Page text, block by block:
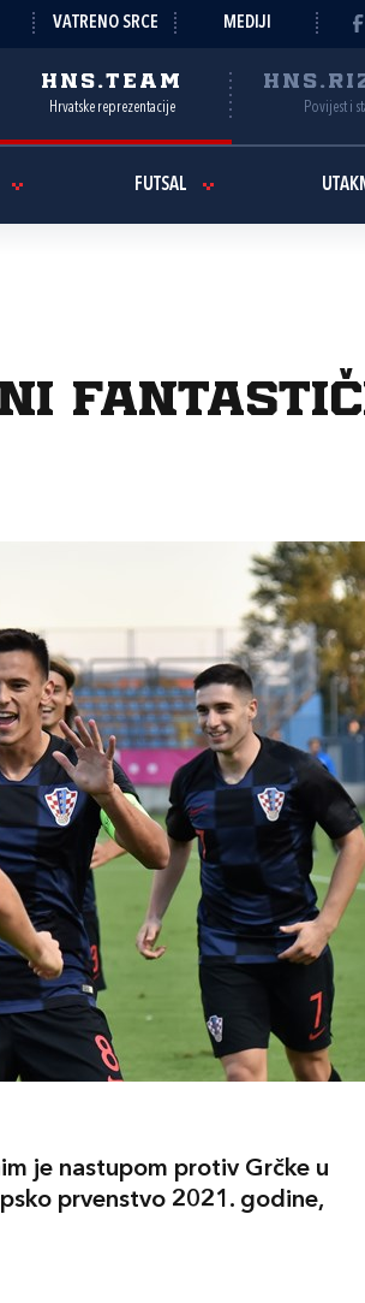
VATRENO SRCE MEDIJI
HNS.TEAM
Hrvatske reprezentacije Povijest i
FUTSAL
je nastupom protiv Grčke u
prvenstvo 2021. godine,